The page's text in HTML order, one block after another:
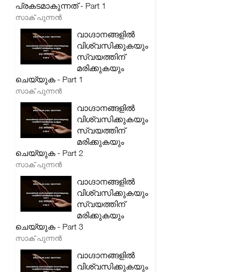
പ്രകടമാകുന്നത് - Part 1
സാക് പുന്നൻ
വാഗ്ദാനങ്ങളിൽ
വിശ്വസിക്കുകയും
സ്വയത്തിന്
മരിക്കുകയും
ചെയ്യുക - Part 1
സാക് പുന്നൻ
വാഗ്ദാനങ്ങളിൽ
വിശ്വസിക്കുകയും
സ്വയത്തിന്
മരിക്കുകയും
ചെയ്യുക - Part 2
സാക് പുന്നൻ
വാഗ്ദാനങ്ങളിൽ
വിശ്വസിക്കുകയും
സ്വയത്തിന്
മരിക്കുകയും
ചെയ്യുക - Part 3
സാക് പുന്നൻ
വാഗ്ദാനങ്ങളിൽ
വിശ്വസിക്കുകയും